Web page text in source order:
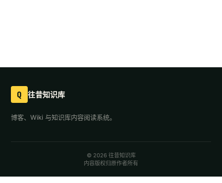
Q 往昔知识库
博客、Wiki 与知识库内容阅读系统。
© 2026 往昔知识库
内容版权归原作者所有